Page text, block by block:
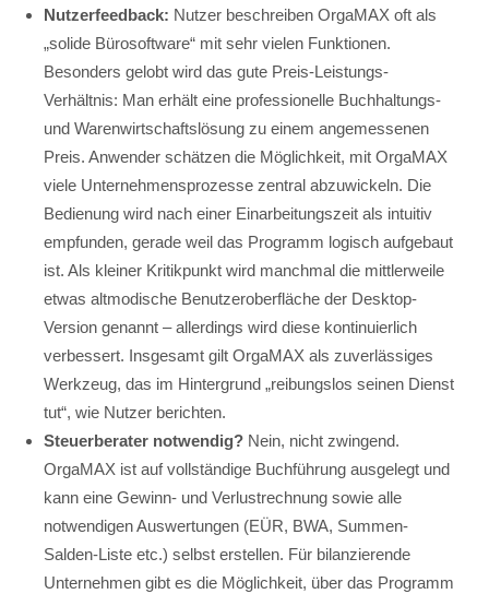
Nutzerfeedback: Nutzer beschreiben OrgaMAX oft als
„solide Bürosoftware“ mit sehr vielen Funktionen.
Besonders gelobt wird das gute Preis-Leistungs-
Verhältnis: Man erhält eine professionelle Buchhaltungs-
und Warenwirtschaftslösung zu einem angemessenen
Preis. Anwender schätzen die Möglichkeit, mit OrgaMAX
viele Unternehmensprozesse zentral abzuwickeln. Die
Bedienung wird nach einer Einarbeitungszeit als intuitiv
empfunden, gerade weil das Programm logisch aufgebaut
ist. Als kleiner Kritikpunkt wird manchmal die mittlerweile
etwas altmodische Benutzeroberfläche der Desktop-
Version genannt – allerdings wird diese kontinuierlich
verbessert. Insgesamt gilt OrgaMAX als zuverlässiges
Werkzeug, das im Hintergrund „reibungslos seinen Dienst
tut“, wie Nutzer berichten.
Steuerberater notwendig?Nein, nicht zwingend.
OrgaMAX ist auf vollständige Buchführung ausgelegt und
kann eine Gewinn- und Verlustrechnung sowie alle
notwendigen Auswertungen (EÜR, BWA, Summen-
Salden-Liste etc.) selbst erstellen. Für bilanzierende
Unternehmen gibt es die Möglichkeit, über das Programm